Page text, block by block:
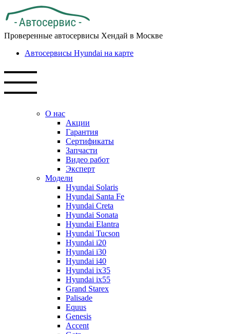
Проверенные автосервисы Хендай в Москве
Автосервисы Hyundai на карте
О нас
Акции
Гарантия
Сертификаты
Запчасти
Видео работ
Эксперт
Модели
Hyundai Solaris
Hyundai Santa Fe
Hyundai Creta
Hyundai Sonata
Hyundai Elantra
Hyundai Tucson
Hyundai i20
Hyundai i30
Hyundai i40
Hyundai ix35
Hyundai ix55
Grand Starex
Palisade
Equus
Genesis
Accent